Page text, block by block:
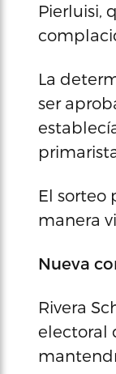
Pierluisi,
La
ser
El sorteo
manera
Nueva
Rivera
electoral